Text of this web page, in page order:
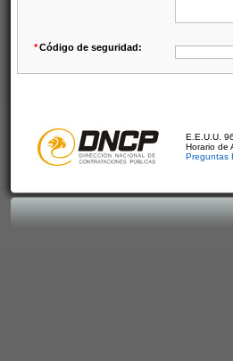
*Código de seguridad:
E.E.U.U.
Horario de
Preguntas